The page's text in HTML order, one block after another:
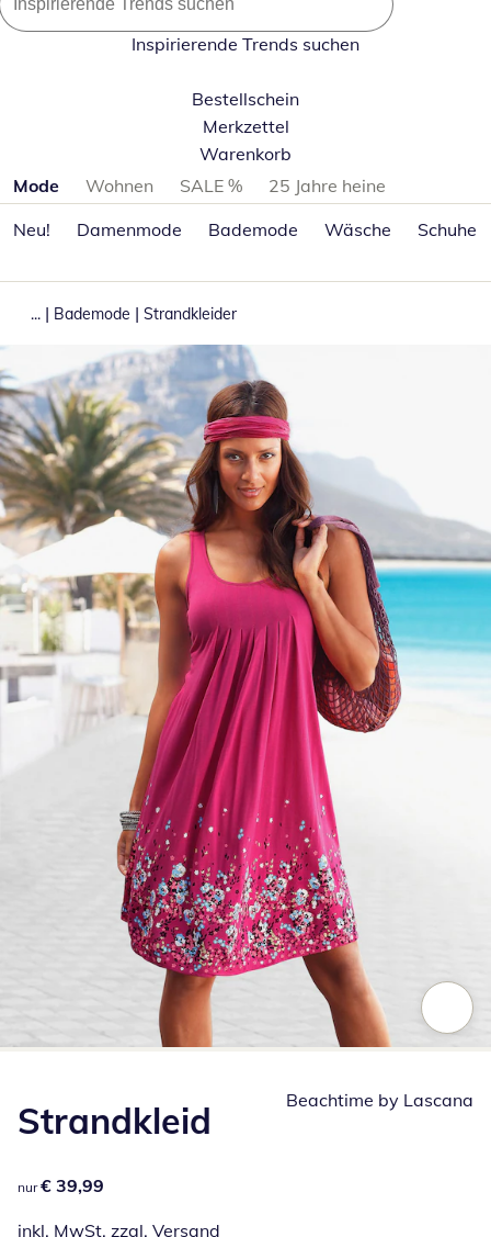
Inspirierende Trends suchen
Bestellschein
Merkzettel
Warenkorb
Produktkategorien überspringen
Mode Wohnen SALE %
25 Jahre heine
Neu!
Damenmode Bademode Wäsche Schuhe
... | Bademode | Strandkleider
Strandkleid
€ 39,99
nur € 39,99
inkl. MwSt. zzgl. Versand
Beachtime by Lascana